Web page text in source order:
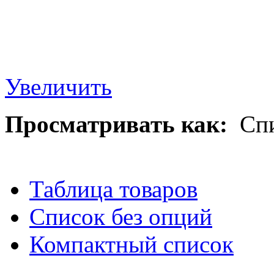
Увеличить
Просматривать как:
Таблица товаров
Список без опций
Компактный список